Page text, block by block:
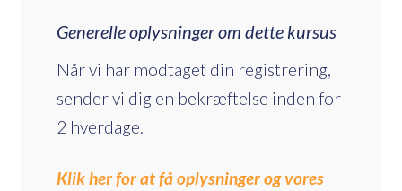
Generelle oplysninger om dette kursus
Når vi har modtaget din registrering,
sender vi dig en bekræftelse inden for
2 hverdage.
Klik her for at få oplysninger og vores